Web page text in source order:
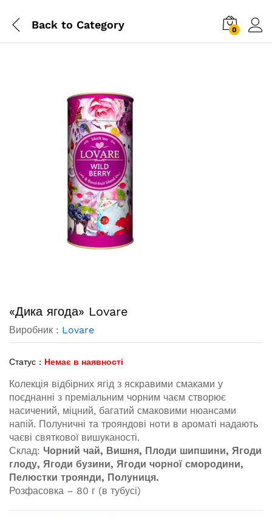
Back to Category 0
«Дика ягода» Lovare
Виробник : Lovare
Статус : Немає в наявності
Колекція відбірних ягід з яскравими смаками у
поєднанні з преміальним чорним чаєм створює
насичений, міцний, багатий смаковими нюансами
напій. Полуничні та трояндові ноти в ароматі надають
чаєві святкової вишуканості.
Склад: Чорний чай, Вишня, Плоди шипшини, Ягоди
глоду, Ягоди бузини, Ягоди чорної смородини,
Пелюстки троянди, Полуниця.
Розфасовка – 80 г (в тубусі)